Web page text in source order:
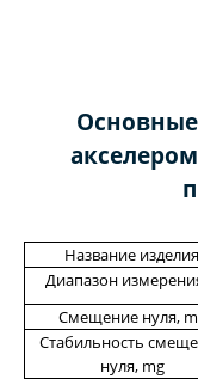
Название изделия
Диапазон
Смещение нуля,
Стабильность
нуля, mg